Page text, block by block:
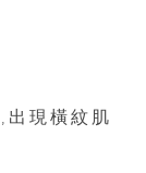
出現橫紋肌